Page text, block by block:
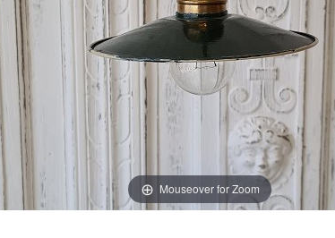
Mouseover for Zoom